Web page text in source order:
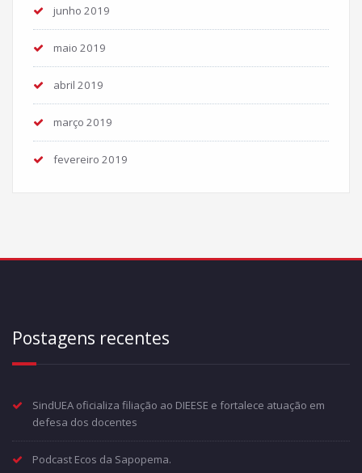
junho 2019
maio 2019
abril 2019
março 2019
fevereiro 2019
Postagens recentes
SindUEA oficializa filiação ao DIEESE e fortalece atuação em
defesa dos docentes
Podcast Ecos da Sapopema.